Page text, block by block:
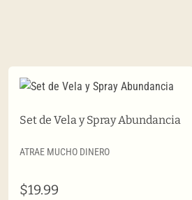
Set de Vela y Spray Abundancia
ATRAE MUCHO DINERO
$19.99